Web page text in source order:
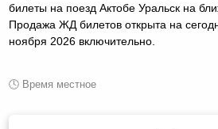
билеты на поезд Актобе Уральск на
Продажа ЖД билетов открыта на
ноября 2026 включительно.
🕓 Время местное